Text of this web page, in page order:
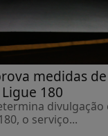
medidas
180
divulgação
o serviço...